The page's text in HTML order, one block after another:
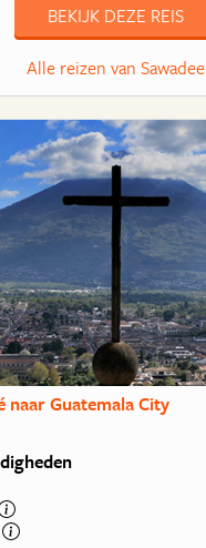
BEKIJK DEZE REIS
Alle reizen van Sawadee
naar Guatemala City